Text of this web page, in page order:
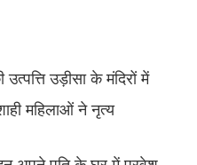
उड़ीसा के मंदिरों में
महिलाओं ने नृत्य